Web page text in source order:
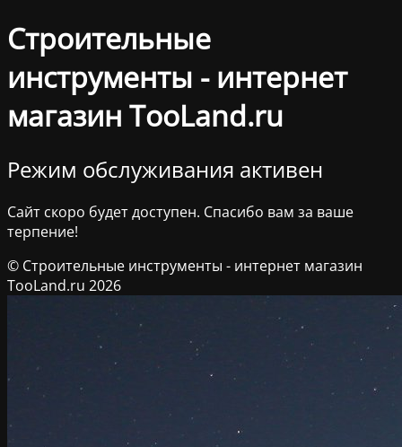
Строительные
инструменты - интернет
магазин TooLand.ru
Режим обслуживания активен
Сайт скоро будет доступен. Спасибо вам за ваше
терпение!
© Строительные инструменты - интернет магазин
TooLand.ru 2026